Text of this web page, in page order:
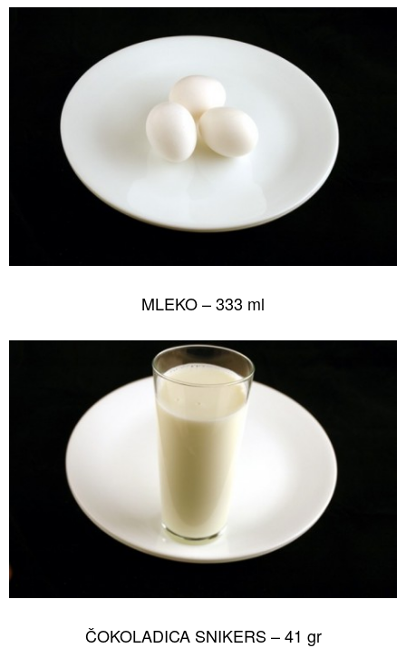
MLEKO – 333 ml
ČOKOLADICA SNIKERS – 41 gr